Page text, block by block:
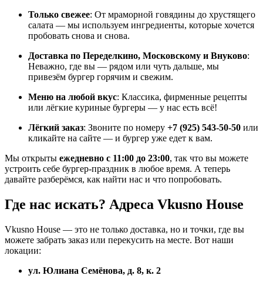
Только свежее: От мраморной говядины до хрустящего
салата — мы используем ингредиенты, которые хочется
пробовать снова и снова.
Доставка по Переделкино, Московскому и Внуково:
Неважно, где вы — рядом или чуть дальше, мы
привезём бургер горячим и свежим.
Меню на любой вкус: Классика, фирменные рецепты
или лёгкие куриные бургеры — у нас есть всё!
Лёгкий заказ: Звоните по номеру +7 (925) 543-50-50 или
кликайте на сайте — и бургер уже едет к вам.
Мы открыты ежедневно с 11:00 до 23:00, так что вы можете
устроить себе бургер-праздник в любое время. А теперь
давайте разберёмся, как найти нас и что попробовать.
Где нас искать? Адреса Vkusno House
Vkusno House — это не только доставка, но и точки, где вы
можете забрать заказ или перекусить на месте. Вот наши
локации:
ул. Юлиана Семёнова, д. 8, к. 2